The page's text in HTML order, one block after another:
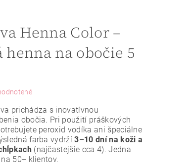
Henna Color –
henna na obočie 5
prichádza s inovatívnou
obočia. Pri použití práškových
peroxid vodíka ani špeciálne
farba vydrží3–10 dní na koži a
(najčastejšie cca 4). Jedna
50+ klientov.